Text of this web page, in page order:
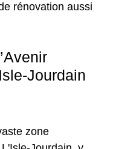
rénovation aussi
Jourdain
zone